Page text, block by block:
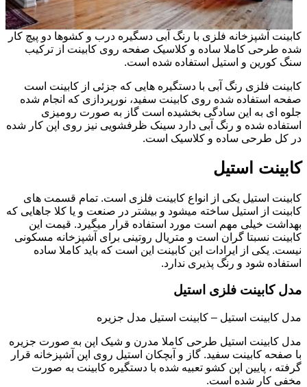
کابینت آشپزخانه فلزی با رنگ آبی دسگیره درب و کشوها دو پیچ کار
شده طرحی کاملا ساده و کلاسیک صفحه روی کابینت از ترکیب
سنگ کورین و استیل استفاده شده است.
کابینت فلزی رنگ آبی با دستگیره هایی که جزئی از کابینت است
صفحه استفاده شده روی کابینت سفید، نورپردازی که انجام شده
جلوه ای به این سادگی بخشیده است گاز به صورت رومیزی
استفاده شده و رنگ آبی دارد سینک ظرفشویی نیز روی اپن کار شده
در کل طرحی ساده و کلاسیک است.
کابینت استیل
کابینت استیل یکی از انواع کابینت فلزی است. تمام قسمت های
کابینت از استیل ساخته میشود و بیشتر در صنعت و یا کلا جاهایی که
بهداشت خیلی مهم است مورد استفاده قرار میگیرد. قیمت این
کابینت نسبتا گران است و متریال روتینی برای آشپزخانه مسکونی
نیست. یکی از ایرادات این کابینت این است که باید کاملا ساده
استفاده شود و رنگ پذیری ندارد.
مدل کابینت فلزی استیل
مدل کابینت استیل – کابینت استیل مدل جزیره
مدل کابینت استیل طرحی کاملا مدرن و شیک اپن به صورت جزیره
با صفحه کابینت سفید. گاز و آبچکان استیل روی اپن آشپزخانه قرار
گرفته ، پایین اپن کشو تعبیه شده با دستگیره کابینت به صورت
مخفی کار شده است.